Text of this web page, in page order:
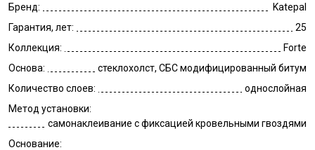
Бренд:
Katepal
Гарантия, лет:
25
Коллекция:
Forte
Основа:
стеклохолст, СБС модифицированный битум
Количество слоев:
однослойная
Метод установки:
самонаклеивание с фиксацией кровельными гвоздями
Основание: